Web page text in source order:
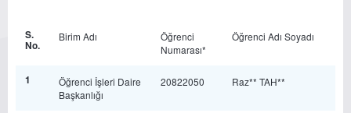
S.
No.
Birim Adı
Öğrenci
Numarası*
Öğrenci Adı Soyadı
1
Öğrenci İşleri Daire
Başkanlığı
20822050 Raz** TAH**